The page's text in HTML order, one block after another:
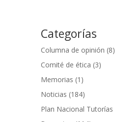
Categorías
Columna de opinión (8)
Comité de ética (3)
Memorias (1)
Noticias (184)
Plan Nacional Tutorías